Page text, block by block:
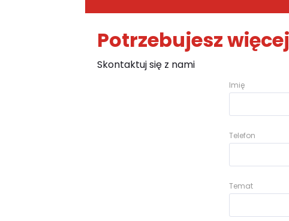
Potrzebujesz
Skontaktuj się z nami
Imię
Telefon
Temat